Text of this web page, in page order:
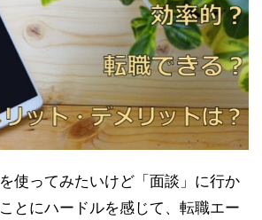
使ってみたいけど「面談」に行か
とにハードルを感じて、転職エー